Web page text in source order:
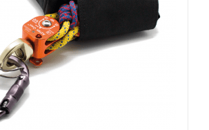
WARENKORB /